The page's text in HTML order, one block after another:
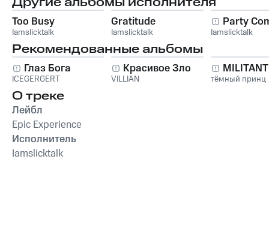
Too Busy
Iamslicktalk
Gratitude
Iamslicktalk
Party
Iamslicktalk
Рекомендованные альбомы
Глаз Бога
ICEGERGERT
Красивое Зло
VILLIAN тёмный принц
О треке
Лейбл
Epic Experience
Исполнитель
Iamslicktalk